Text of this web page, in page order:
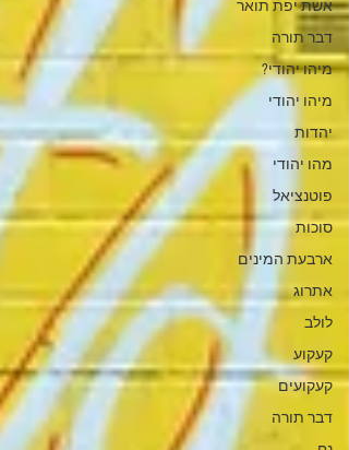
אשת יפת תואר
דבר תורה
מיהו יהודי?
מיהו יהודי
יהדות
מהו יהודי
פוטנציאל
סוכות
ארבעת המינים
אתרוג
לולב
קעקוע
קעקועים
דבר תורה